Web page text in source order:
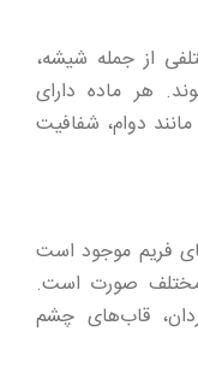
از جمله شیشه،
هر ماده دارای
دوام، شفافیت
فریم موجود است
صورت است.
قاب‌های چشم